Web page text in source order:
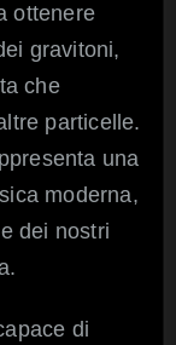
ottenere
gravitoni,
che
particelle.
una
moderna,
dei nostri
di